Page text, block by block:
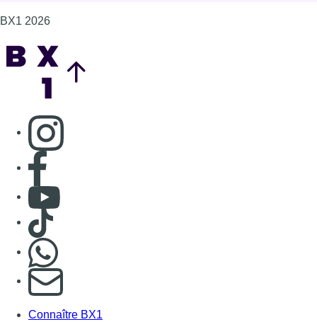
BX1 2026
Consulter page Instagram
Consulter page Facebook
Consulter Youtube
Consulter TikTok
S'abonner à notre newsletter
Connaître BX1